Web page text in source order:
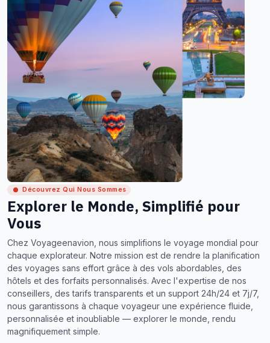
Découvrez Qui Nous Sommes
Explorer le Monde, Simplifié pour
Vous
Chez Voyageenavion, nous simplifions le voyage mondial pour
chaque explorateur. Notre mission est de rendre la planification
des voyages sans effort grâce à des vols abordables, des
hôtels et des forfaits personnalisés. Avec l'expertise de nos
conseillers, des tarifs transparents et un support 24h/24 et 7j/7,
nous garantissons à chaque voyageur une expérience fluide,
personnalisée et inoubliable — explorer le monde, rendu
magnifiquement simple.